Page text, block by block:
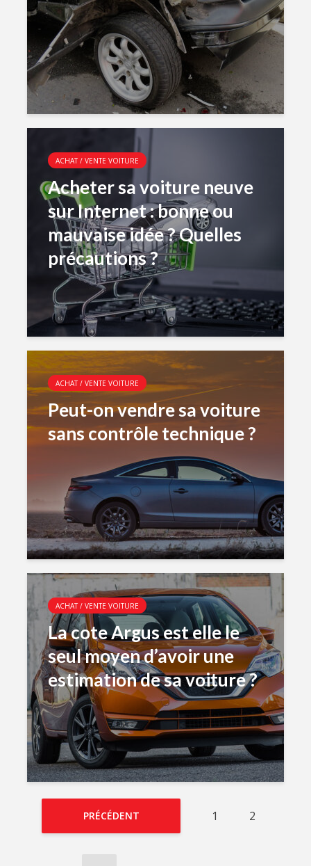
ACHAT / VENTE VOITURE
Acheter sa voiture neuve
sur Internet : bonne ou
mauvaise idée ? Quelles
précautions ?
ACHAT / VENTE VOITURE
Peut-on vendre sa voiture
sans contrôle technique ?
ACHAT / VENTE VOITURE
La cote Argus est elle le
seul moyen d’avoir une
estimation de sa voiture ?
PRÉCÉDENT 1 2